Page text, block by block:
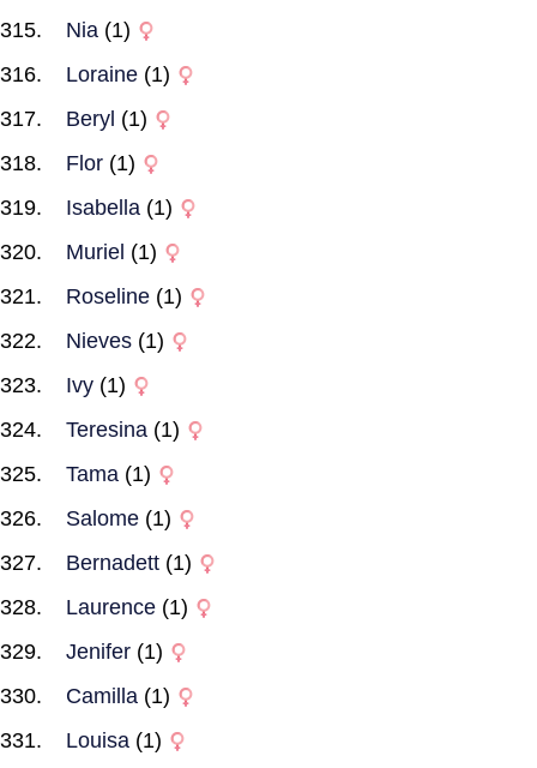
Nia (1)
Loraine (1)
Beryl (1)
Flor (1)
Isabella (1)
Muriel (1)
Roseline (1)
Nieves (1)
Ivy (1)
Teresina (1)
Tama (1)
Salome (1)
Bernadett (1)
Laurence (1)
Jenifer (1)
Camilla (1)
Louisa (1)